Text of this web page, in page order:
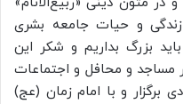
زندگی و حیات جامعه بشری
بزرگ بداریم و شکر این
مساجد و محافل و اجتماعات
و با امام زمان (عج)